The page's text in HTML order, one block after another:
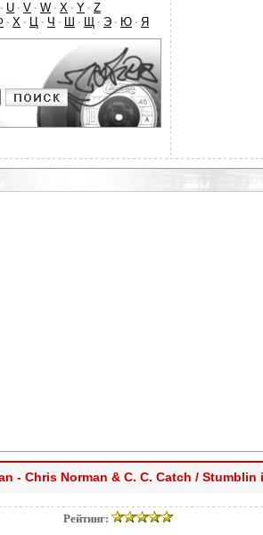
· U · V · W · X · Y · Z
· Х · Ц · Ч · Ш · Щ · Э · Ю · Я
- Chris Norman & C. C. Catch / Stumblin
Рейтинг: